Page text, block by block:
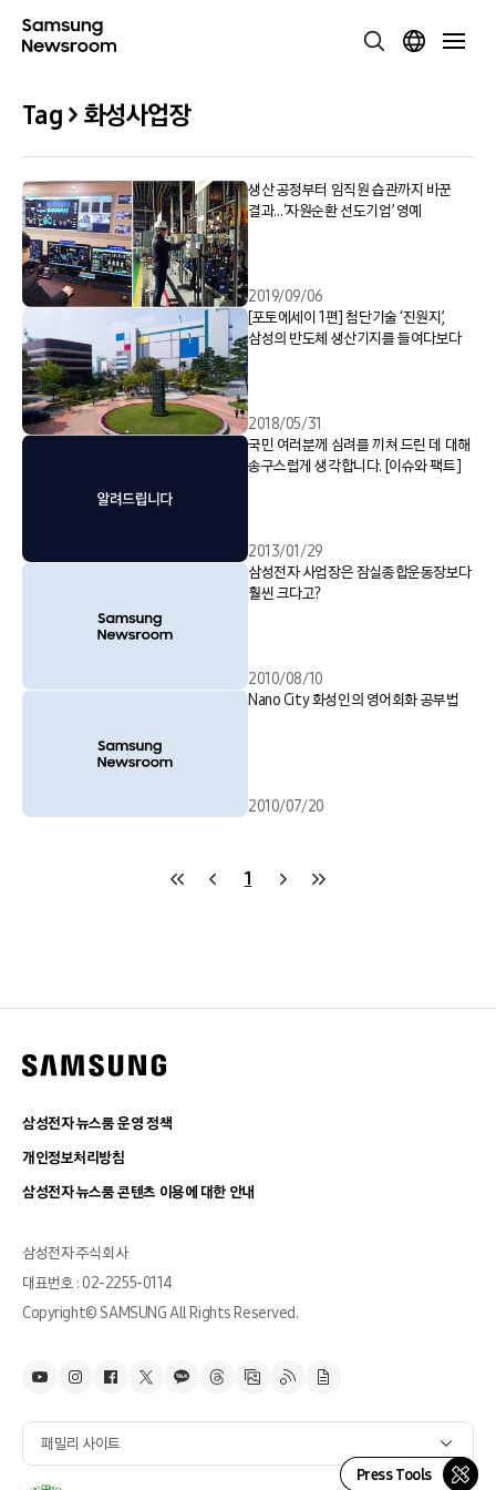
Tag > 화성사업장
생산 공정부터 임직원 습관까지 바꾼
결과…‘자원순환 선도기업’ 영예
2019/09/06
[포토에세이 1편] 첨단기술 ‘진원지’,
삼성의 반도체 생산기지를 들여다보다
2018/05/31
국민 여러분께 심려를 끼쳐 드린 데 대해
송구스럽게 생각합니다. [이슈와 팩트]
2013/01/29
삼성전자 사업장은 잠실종합운동장보다
훨씬 크다고?
2010/08/10
Nano City 화성인의 영어회화 공부법
2010/07/20
1
Press Tools
삼성전자 뉴스룸 운영 정책
개인정보처리방침
삼성전자 뉴스룸 콘텐츠 이용에 대한 안내
삼성전자 주식회사
대표번호 : 02-2255-0114
Copyright© SAMSUNG All Rights Reserved.
패밀리 사이트